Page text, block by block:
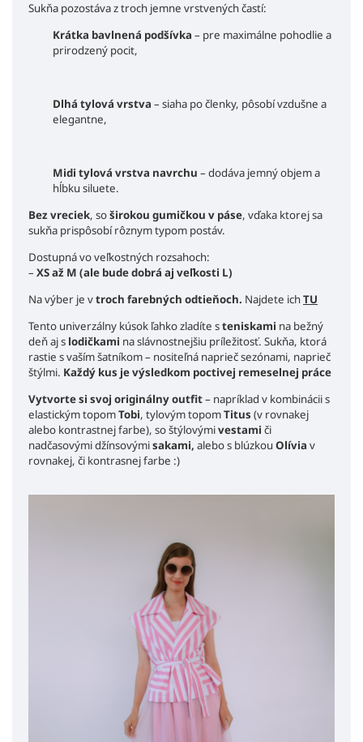
Sukňa pozostáva z troch jemne vrstvených častí:
Krátka bavlnená podšívka – pre maximálne pohodlie a
prirodzený pocit,
Dlhá tylová vrstva – siaha po členky, pôsobí vzdušne a
elegantne,
Midi tylová vrstva navrchu – dodáva jemný objem a
hĺbku siluete.
Bez vreciek, soširokou gumičkou v páse, vďaka ktorej sa
sukňa prispôsobí rôznym typom postáv.
Dostupná vo veľkostných rozsahoch:
– XS až M (ale bude dobrá aj veľkosti L)
Na výber je vtroch farebných odtieňoch. Najdete ichTU
Tento univerzálny kúsok ľahko zladíte steniskami na bežný
deň aj s lodičkami na slávnostnejšiu príležitosť. Sukňa, ktorá
rastie s vaším šatníkom – nositeľná naprieč sezónami, naprieč
štýlmi. Každý kus je výsledkom poctivej remeselnej práce
Vytvorte si svoj originálny outfit– napríklad v kombinácii s
elastickým topomTobi, tylovým topomTitus (v rovnakej
alebo kontrastnej farbe), so štýlovýmivestami či
nadčasovými džínsovýmisakami, alebo s blúzkou Olívia v
rovnakej, či kontrasnej farbe :)